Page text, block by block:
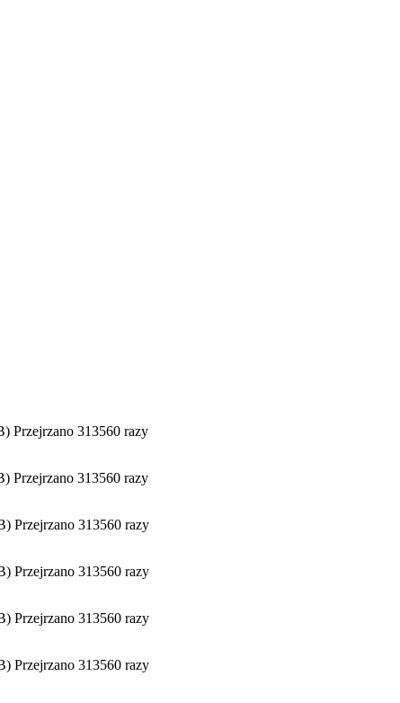
Przejrzano 313560 razy
Przejrzano 313560 razy
Przejrzano 313560 razy
Przejrzano 313560 razy
Przejrzano 313560 razy
Przejrzano 313560 razy